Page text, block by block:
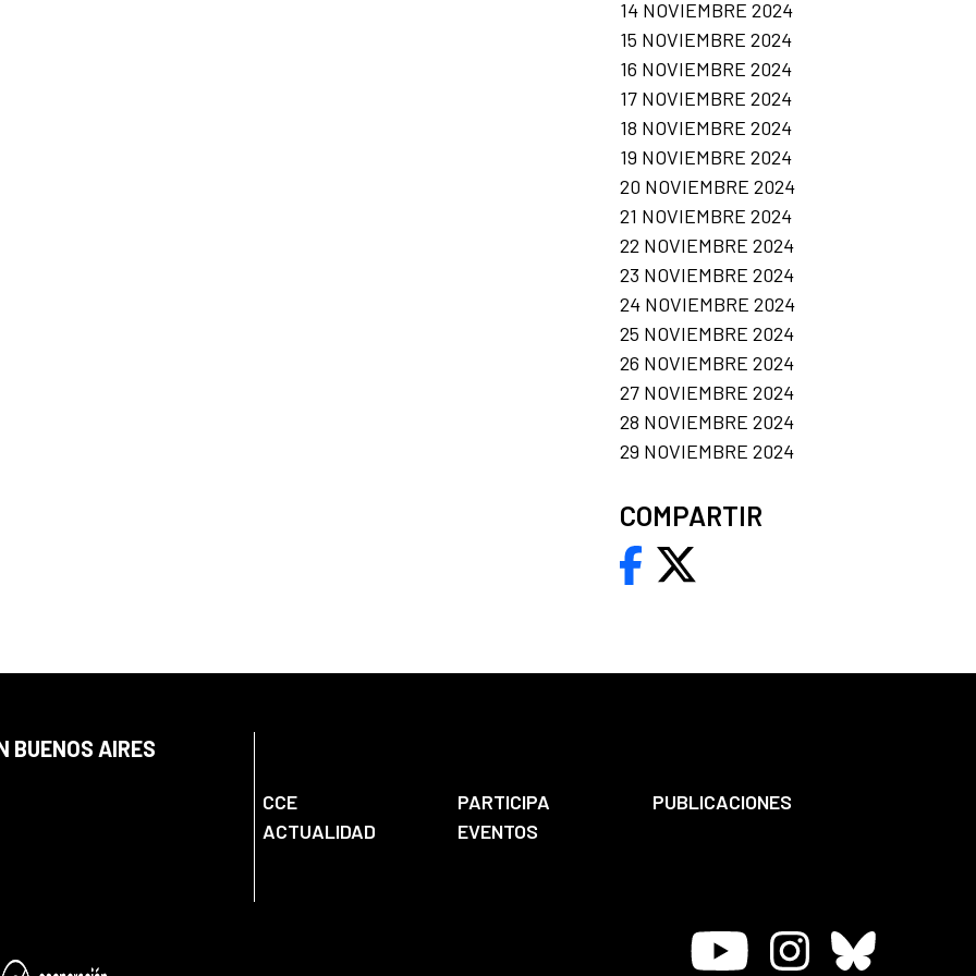
14 NOVIEMBRE 2024
15 NOVIEMBRE 2024
16 NOVIEMBRE 2024
17 NOVIEMBRE 2024
18 NOVIEMBRE 2024
19 NOVIEMBRE 2024
20 NOVIEMBRE 2024
21 NOVIEMBRE 2024
22 NOVIEMBRE 2024
23 NOVIEMBRE 2024
24 NOVIEMBRE 2024
25 NOVIEMBRE 2024
26 NOVIEMBRE 2024
27 NOVIEMBRE 2024
28 NOVIEMBRE 2024
29 NOVIEMBRE 2024
COMPARTIR
BUENOS AIRES
CCE PARTICIPA
PUBLICACIONES
ACTUALIDAD
EVENTOS
Youtube InstagramBluesky